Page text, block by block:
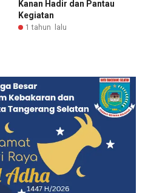
Kanan Hadir dan Pantau
Kegiatan
1 tahun lalu